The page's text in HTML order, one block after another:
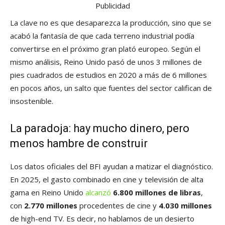
Publicidad
La clave no es que desaparezca la producción, sino que se
acabó la fantasía de que cada terreno industrial podía
convertirse en el próximo gran plató europeo. Según el
mismo análisis, Reino Unido pasó de unos 3 millones de
pies cuadrados de estudios en 2020 a más de 6 millones
en pocos años, un salto que fuentes del sector califican de
insostenible.
La paradoja: hay mucho dinero, pero
menos hambre de construir
Los datos oficiales del BFI ayudan a matizar el diagnóstico.
En 2025, el gasto combinado en cine y televisión de alta
gama en Reino Unido alcanzó 6.800 millones de libras,
con 2.770 millones procedentes de cine y 4.030 millones
de high-end TV. Es decir, no hablamos de un desierto